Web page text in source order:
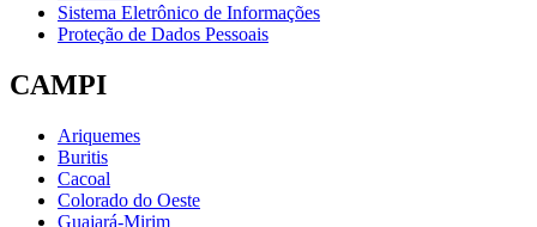
Sistema Eletrônico de Informações
Proteção de Dados Pessoais
CAMPI
Ariquemes
Buritis
Cacoal
Colorado do Oeste
Guajará-Mirim